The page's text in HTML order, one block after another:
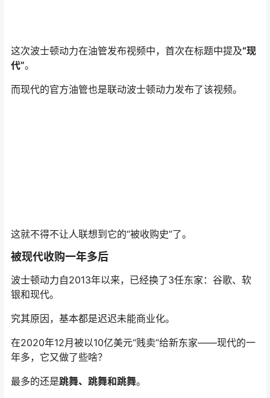
这次波士顿动力在油管发布视频中，首次在标题中提及“现
代”。
而现代的官方油管也是联动波士顿动力发布了该视频。
这就不得不让人联想到它的“被收购史”了。
被现代收购一年多后
波士顿动力自2013年以来，已经换了3任东家：谷歌、软
银和现代。
究其原因，基本都是迟迟未能商业化。
在2020年12月被以10亿美元“贱卖”给新东家——现代的一
年多，它又做了些啥？
最多的还是跳舞、跳舞和跳舞。